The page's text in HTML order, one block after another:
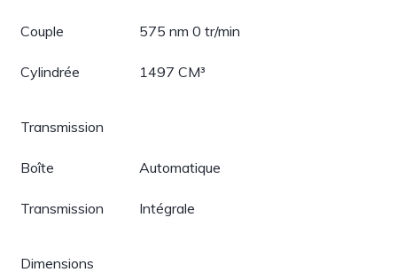
Couple 575 nm 0 tr/min
Cylindrée 1497 CM³
Transmission
Boîte Automatique
Transmission Intégrale
Dimensions